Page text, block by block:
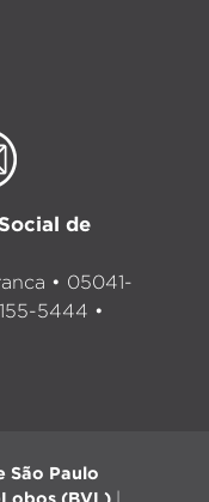
de
• 05041-
5444 •
São Paulo
(BVL)